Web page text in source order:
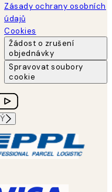
Zásady ochrany osobních
údajů
Cookies
Žádost o zrušení
objednávky
Spravovat soubory
cookie